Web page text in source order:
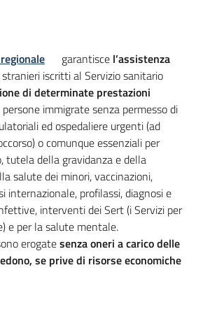
garantisce l’assistenza
iscritti al Servizio sanitario
di determinate prestazioni
immigrate senza permesso di
ed ospedaliere urgenti (ad
o comunque essenziali per
tutela della gravidanza e della
salute dei minori, vaccinazioni,
internazionale, profilassi, diagnosi e
interventi dei Sert (i Servizi per
e per la salute mentale.
erogatesenza oneri a carico delle
se prive di risorse economiche